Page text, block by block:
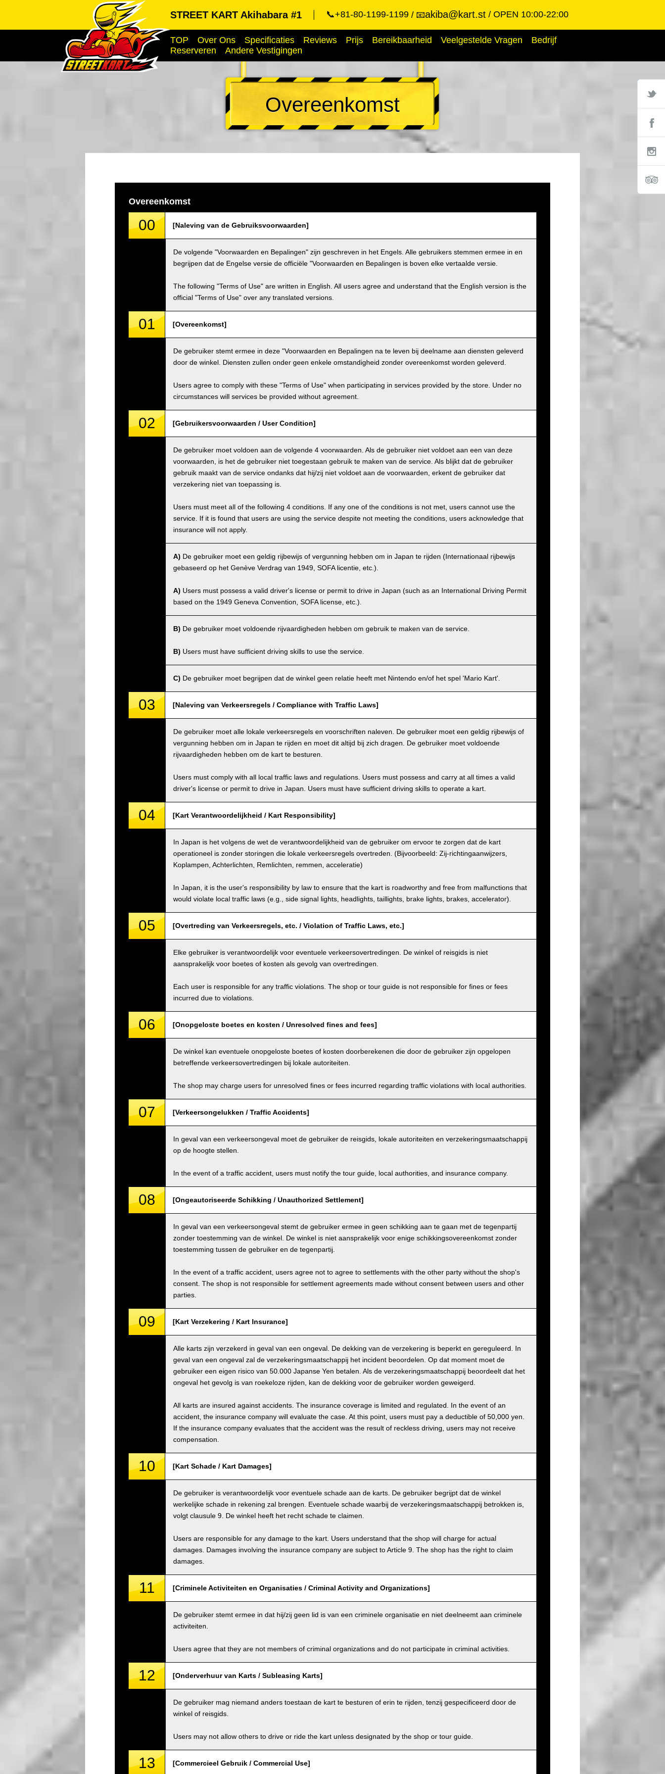
STREET KART Akihabara #1 📞+81-80-1199-1199 📧akiba@kart.st OPEN 10:00-22:00
TOP Over Ons Specificaties Reviews Prijs Bereikbaarheid Veelgestelde Vragen
Bedrijf
Reserveren
Andere Vestigingen
Overeenkomst
Overeenkomst
00 [Naleving van de Gebruiksvoorwaarden]
De volgende "Voorwaarden en Bepalingen" zijn geschreven in het Engels. Alle gebruikers stemmen ermee in en
begrijpen dat de Engelse versie de officiële "Voorwaarden en Bepalingen is boven elke vertaalde versie.
The following "Terms of Use" are written in English. All users agree and understand that the English version is the
official "Terms of Use" over any translated versions.
01 [Overeenkomst]
De gebruiker stemt ermee in deze "Voorwaarden en Bepalingen na te leven bij deelname aan diensten geleverd
door de winkel. Diensten zullen onder geen enkele omstandigheid zonder overeenkomst worden geleverd.
Users agree to comply with these "Terms of Use" when participating in services provided by the store. Under no
circumstances will services be provided without agreement.
02 [Gebruikersvoorwaarden / User Condition]
De gebruiker moet voldoen aan de volgende 4 voorwaarden. Als de gebruiker niet voldoet aan een van deze
voorwaarden, is het de gebruiker niet toegestaan gebruik te maken van de service. Als blijkt dat de gebruiker
gebruik maakt van de service ondanks dat hij/zij niet voldoet aan de voorwaarden, erkent de gebruiker dat
verzekering niet van toepassing is.
Users must meet all of the following 4 conditions. If any one of the conditions is not met, users cannot use the
service. If it is found that users are using the service despite not meeting the conditions, users acknowledge that
insurance will not apply.
A) De gebruiker moet een geldig rijbewijs of vergunning hebben om in Japan te rijden (Internationaal rijbewijs
gebaseerd op het Genève Verdrag van 1949, SOFA licentie, etc.).
A) Users must possess a valid driver's license or permit to drive in Japan (such as an International Driving Permit
based on the 1949 Geneva Convention, SOFA license, etc.).
B) De gebruiker moet voldoende rijvaardigheden hebben om gebruik te maken van de service.
B) Users must have sufficient driving skills to use the service.
C) De gebruiker moet begrijpen dat de winkel geen relatie heeft met Nintendo en/of het spel 'Mario Kart'.
03 [Naleving van Verkeersregels / Compliance with Traffic Laws]
De gebruiker moet alle lokale verkeersregels en voorschriften naleven. De gebruiker moet een geldig rijbewijs of
vergunning hebben om in Japan te rijden en moet dit altijd bij zich dragen. De gebruiker moet voldoende
rijvaardigheden hebben om de kart te besturen.
Users must comply with all local traffic laws and regulations. Users must possess and carry at all times a valid
driver's license or permit to drive in Japan. Users must have sufficient driving skills to operate a kart.
04 [Kart Verantwoordelijkheid / Kart Responsibility]
In Japan is het volgens de wet de verantwoordelijkheid van de gebruiker om ervoor te zorgen dat de kart
operationeel is zonder storingen die lokale verkeersregels overtreden. (Bijvoorbeeld: Zij-richtingaanwijzers,
Koplampen, Achterlichten, Remlichten, remmen, acceleratie)
In Japan, it is the user's responsibility by law to ensure that the kart is roadworthy and free from malfunctions that
would violate local traffic laws (e.g., side signal lights, headlights, taillights, brake lights, brakes, accelerator).
05 [Overtreding van Verkeersregels, etc. / Violation of Traffic Laws, etc.]
Elke gebruiker is verantwoordelijk voor eventuele verkeersovertredingen. De winkel of reisgids is niet
aansprakelijk voor boetes of kosten als gevolg van overtredingen.
Each user is responsible for any traffic violations. The shop or tour guide is not responsible for fines or fees
incurred due to violations.
06 [Onopgeloste boetes en kosten / Unresolved fines and fees]
De winkel kan eventuele onopgeloste boetes of kosten doorberekenen die door de gebruiker zijn opgelopen
betreffende verkeersovertredingen bij lokale autoriteiten.
The shop may charge users for unresolved fines or fees incurred regarding traffic violations with local authorities.
07 [Verkeersongelukken / Traffic Accidents]
In geval van een verkeersongeval moet de gebruiker de reisgids, lokale autoriteiten en verzekeringsmaatschappij
op de hoogte stellen.
In the event of a traffic accident, users must notify the tour guide, local authorities, and insurance company.
08 [Ongeautoriseerde Schikking / Unauthorized Settlement]
In geval van een verkeersongeval stemt de gebruiker ermee in geen schikking aan te gaan met de tegenpartij
zonder toestemming van de winkel. De winkel is niet aansprakelijk voor enige schikkingsovereenkomst zonder
toestemming tussen de gebruiker en de tegenpartij.
In the event of a traffic accident, users agree not to agree to settlements with the other party without the shop's
consent. The shop is not responsible for settlement agreements made without consent between users and other
parties.
09 [Kart Verzekering / Kart Insurance]
Alle karts zijn verzekerd in geval van een ongeval. De dekking van de verzekering is beperkt en gereguleerd. In
geval van een ongeval zal de verzekeringsmaatschappij het incident beoordelen. Op dat moment moet de
gebruiker een eigen risico van 50.000 Japanse Yen betalen. Als de verzekeringsmaatschappij beoordeelt dat het
ongeval het gevolg is van roekeloze rijden, kan de dekking voor de gebruiker worden geweigerd.
All karts are insured against accidents. The insurance coverage is limited and regulated. In the event of an
accident, the insurance company will evaluate the case. At this point, users must pay a deductible of 50,000 yen.
If the insurance company evaluates that the accident was the result of reckless driving, users may not receive
compensation.
10 [Kart Schade / Kart Damages]
De gebruiker is verantwoordelijk voor eventuele schade aan de karts. De gebruiker begrijpt dat de winkel
werkelijke schade in rekening zal brengen. Eventuele schade waarbij de verzekeringsmaatschappij betrokken is,
volgt clausule 9. De winkel heeft het recht schade te claimen.
Users are responsible for any damage to the kart. Users understand that the shop will charge for actual
damages. Damages involving the insurance company are subject to Article 9. The shop has the right to claim
damages.
11 [Criminele Activiteiten en Organisaties / Criminal Activity and Organizations]
De gebruiker stemt ermee in dat hij/zij geen lid is van een criminele organisatie en niet deelneemt aan criminele
activiteiten.
Users agree that they are not members of criminal organizations and do not participate in criminal activities.
12 [Onderverhuur van Karts / Subleasing Karts]
De gebruiker mag niemand anders toestaan de kart te besturen of erin te rijden, tenzij gespecificeerd door de
winkel of reisgids.
Users may not allow others to drive or ride the kart unless designated by the shop or tour guide.
13 [Commercieel Gebruik / Commercial Use]